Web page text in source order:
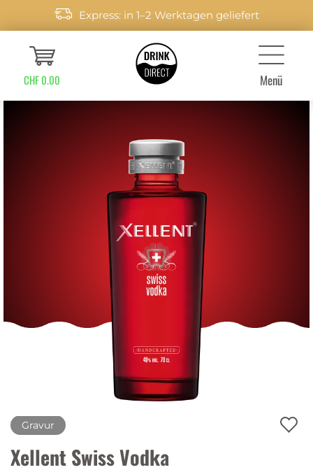
Express: in 1–2 Werktagen geliefert
CHF 0.00 Menü
Gravur
Xellent Swiss Vodka